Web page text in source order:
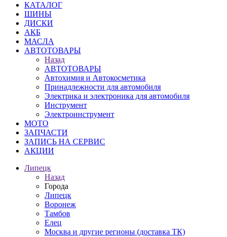
КАТАЛОГ
ШИНЫ
ДИСКИ
АКБ
МАСЛА
АВТОТОВАРЫ
Назад
АВТОТОВАРЫ
Автохимия и Автокосметика
Принадлежности для автомобиля
Электрика и электроника для автомобиля
Инструмент
Электроинструмент
МОТО
ЗАПЧАСТИ
ЗАПИСЬ НА СЕРВИС
АКЦИИ
Липецк
Назад
Города
Липецк
Воронеж
Тамбов
Елец
Москва и другие регионы (доставка ТК)